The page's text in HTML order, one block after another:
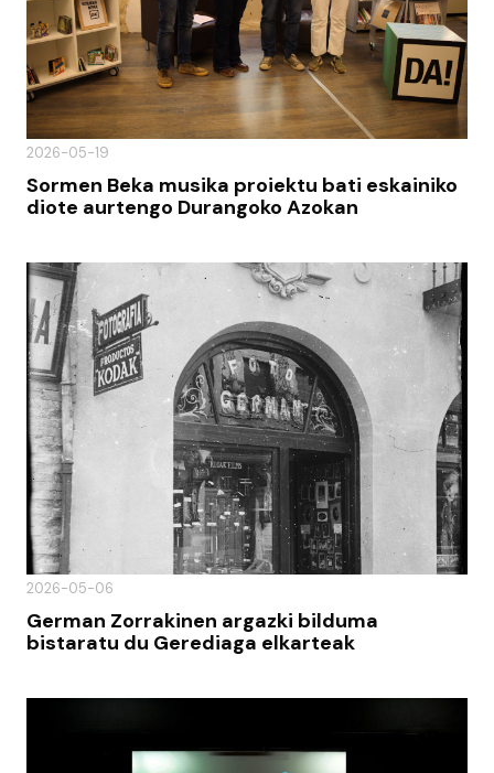
2026-05-19
Sormen Beka musika proiektu bati eskainiko
diote aurtengo Durangoko Azokan
2026-05-06
German Zorrakinen argazki bilduma
bistaratu du Gerediaga elkarteak